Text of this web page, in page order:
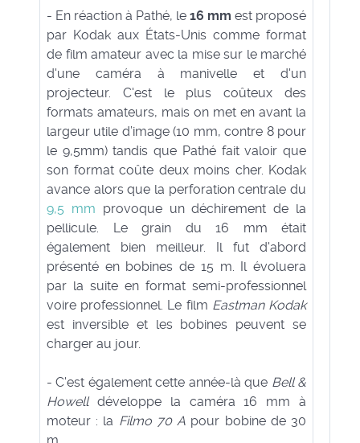
- En réaction à Pathé, le 16 mm est proposé
par Kodak aux États-Unis comme format
de film amateur avec la mise sur le marché
d'une caméra à manivelle et d'un
projecteur. C'est le plus coûteux des
formats amateurs, mais on met en avant la
largeur utile d’image (10 mm, contre 8 pour
le 9,5mm) tandis que Pathé fait valoir que
son format coûte deux moins cher. Kodak
avance alors que la perforation centrale du
9,5 mm provoque un déchirement de la
pellicule. Le grain du 16 mm était
également bien meilleur. Il fut d'abord
présenté en bobines de 15 m. Il évoluera
par la suite en format semi-professionnel
voire professionnel. Le film Eastman Kodak
est inversible et les bobines peuvent se
charger au jour.
- C'est également cette année-là que Bell &
Howell développe la caméra 16 mm à
moteur : la Filmo 70 A pour bobine de 30